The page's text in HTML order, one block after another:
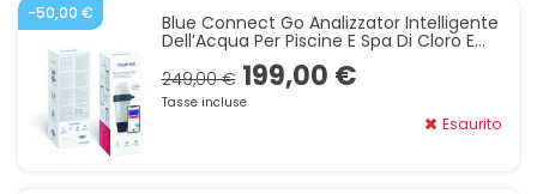
-50,00 € Blue Connect Go Analizzator Intelligente
Dell’Acqua Per Piscine E Spa Di Cloro E
Bromo, Analizza Il PH, La Temperatura E Il
Redo
249,00 € 199,00 €
Tasse incluse
Esaurito